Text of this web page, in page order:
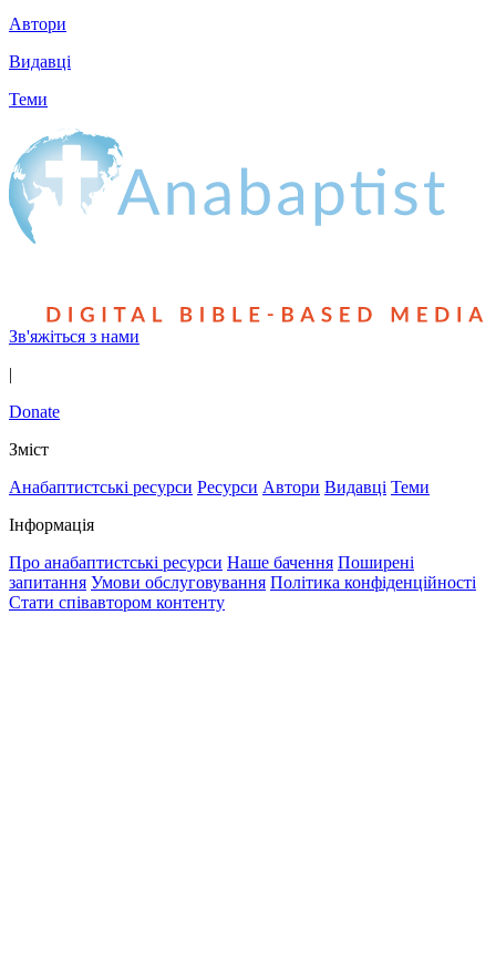
Автори
Видавці
Теми
Зв'яжіться з нами
|
Donate
Зміст
Анабаптистські ресурси Ресурси Автори Видавці Теми
Інформація
Про анабаптистські ресурси Наше бачення Поширені
запитання Умови обслуговування Політика конфіденційності
Стати співавтором контенту